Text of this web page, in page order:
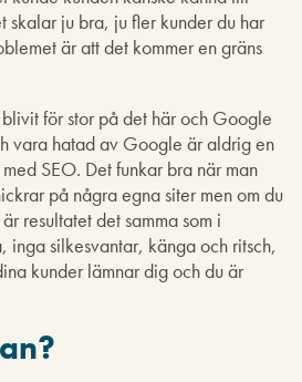
skalar ju bra, ju fler kunder du har
är att det kommer en gräns
för stor på det här och Google
vara hatad av Google är aldrig en
SEO. Det funkar bra när man
på några egna siter men om du
resultatet det samma som i
inga silkesvantar, känga och ritsch,
kunder lämnar dig och du är